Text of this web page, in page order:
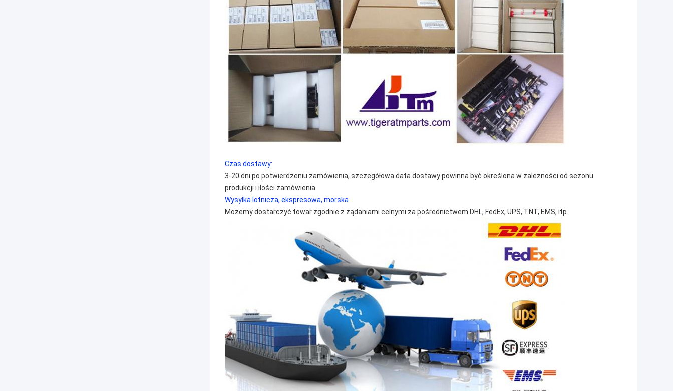
Czas dostawy:
3-20 dni po potwierdzeniu zamówienia, szczegółowa data dostawy powinna być określona w zależności od sezonu
produkcji i ilości zamówienia.
Wysyłka lotnicza, ekspresowa, morska
Możemy dostarczyć towar zgodnie z żądaniami celnymi za pośrednictwem DHL, FedEx, UPS, TNT, EMS, itp.